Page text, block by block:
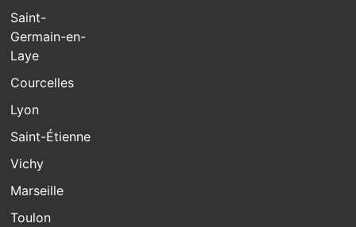
Saint-
Germain-en-
Laye
Courcelles
Lyon
Saint-Étienne
Vichy
Marseille
Toulon